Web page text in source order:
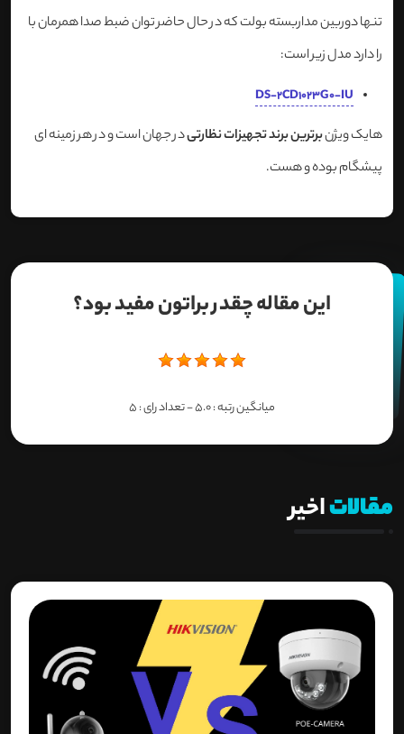
تنها دوربین مداربسته بولت که در حال حاضر توان ضبط صدا همرمان با
را دارد مدل زیر است:
DS-2CD1023G0-IU
هایک ویژنبرترین برند تجهیزات نظارتیدر جهان است و در هر زمینه ای
پیشگام بوده و هست.
این مقاله چقدر براتون مفید بود؟
میانگین رتبه :5.0- تعداد رای :5
مقالاتاخیر